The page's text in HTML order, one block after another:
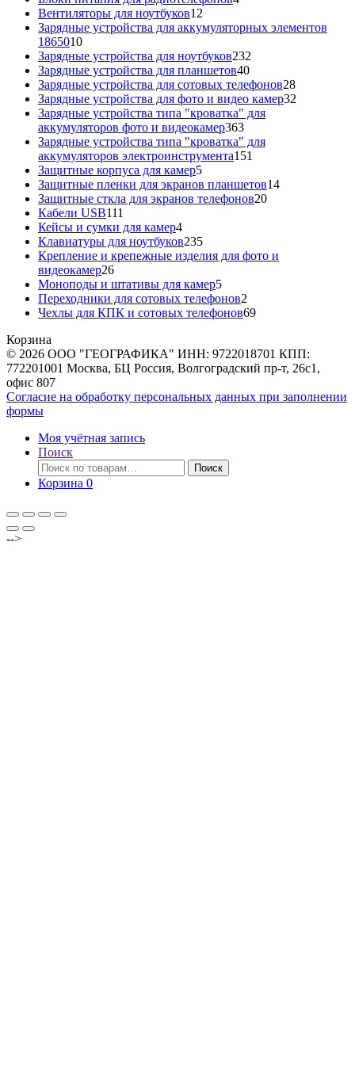
Вентиляторы для ноутбуков12
товаров
Зарядные устройства для аккумуляторных элементов
186501010
товаров
Зарядные устройства для ноутбуков232
Зарядные устройства для планшетов4040
товаров
Зарядные устройства для сотовых телефонов2828
товаров
Зарядные устройства для фото и видео камер32
Зарядные устройства типа "кроватка" для
аккумуляторов фото и видеокамер363363
товара
Зарядные устройства типа "кроватка" для
аккумуляторов электроинструмента151
Защитные корпуса для камер55
товаров
Защитные пленки для экранов планшетов1414
Защитные сткла для экранов телефонов2020
Кабели USB111
товаров
Кейсы и сумки для камер44
товара
Клавиатуры для ноутбуков235235
товаров
Крепление и крепежные изделия для фото и
видеокамер2626
товаров
Моноподы и штативы для камер55
товаров
Переходники для сотовых телефонов2
товара
Чехлы для КПК и сотовых телефонов6969
Корзина
© 2026 ООО "ГЕОГРАФИКА" ИНН: 9722018701 КПП:
772201001 Москва, БЦ Россия, Волгоградский пр-т, 26с1,
офис 807
Согласие на обработку персональных данных при заполнении
формы
Моя учётная запись
Поиск
Искать:
Поиск
Корзина 0
-->